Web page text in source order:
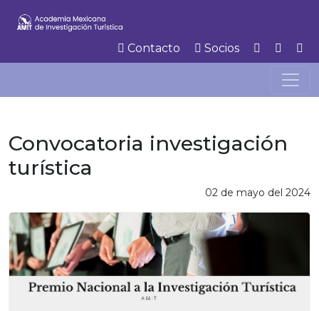
Contacto Socios
Convocatoria investigación
turística
02 de mayo del 2024